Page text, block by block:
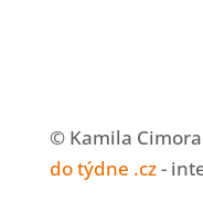
© Kamila
do týdne .cz-